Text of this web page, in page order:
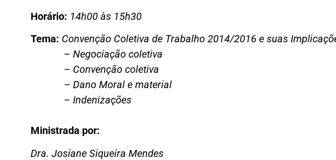
Horário: 14h00 às 15h30
Tema: Convenção Coletiva de Trabalho 2014/2016 e suas
– Negociação coletiva
– Convenção coletiva
– Dano Moral e material
– Indenizações
Ministrada por:
Dra. Josiane Siqueira Mendes